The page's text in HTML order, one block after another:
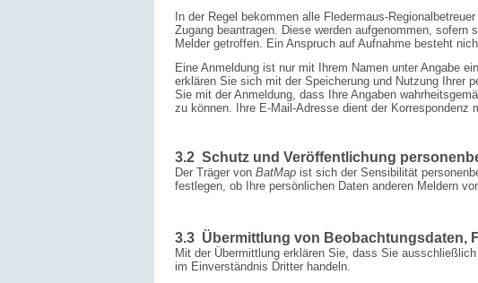
In der Regel bekommen alle Fledermaus-
Zugang be­antragen. Diese werden aufgenommen,
Melder getroffen. Ein Anspruch auf Aufnahme besteht
Eine Anmeldung ist nur mit Ihrem Namen unter Angabe
erklären Sie sich mit der Speicherung und Nutzung Ihrer
Sie mit der Anmeldung, dass Ihre Angaben
zu können. Ihre E-Mail-Adresse dient der
3.2 Schutz und Veröffentlichung
Der Träger von BatMap ist sich der Sensibilität
festlegen, ob Ihre persönlichen Daten anderen Meldern
3.3 Übermittlung von Beobachtungsdaten,
Mit der Übermittlung erklären Sie, dass Sie
im Einverständnis Dritter handeln.